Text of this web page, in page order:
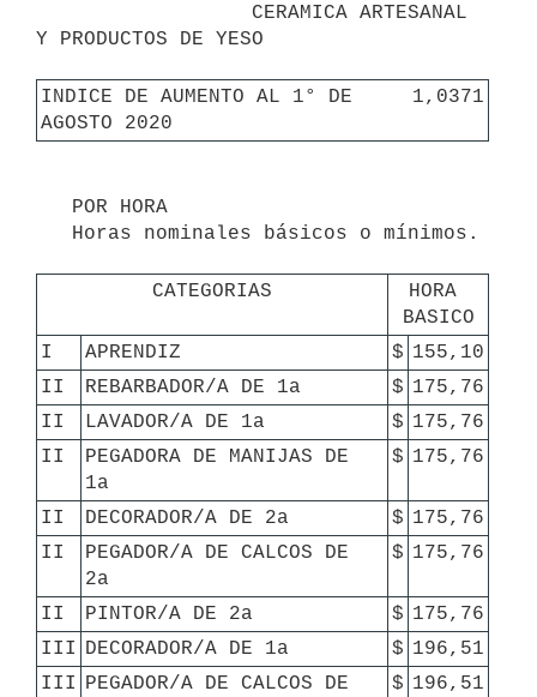
Y PRODUCTOS DE YESO
INDICE DE AUMENTO AL 1° DE
AGOSTO 2020
1,0371
CATEGORIAS
HORA
BASICO
I
APRENDIZ $ 155,10
II
REBARBADOR/A DE 1a $ 175,76
II
LAVADOR/A DE 1a $ 175,76
II
PEGADORA DE MANIJAS DE
1a
$ 175,76
II DECORADOR/A DE 2a $ 175,76
II
PEGADOR/A DE CALCOS DE
2a
$ 175,76
II PINTOR/A DE 2a $ 175,76
III
DECORADOR/A DE 1a $ 196,51
III
PEGADOR/A DE CALCOS DE
$ 196,51